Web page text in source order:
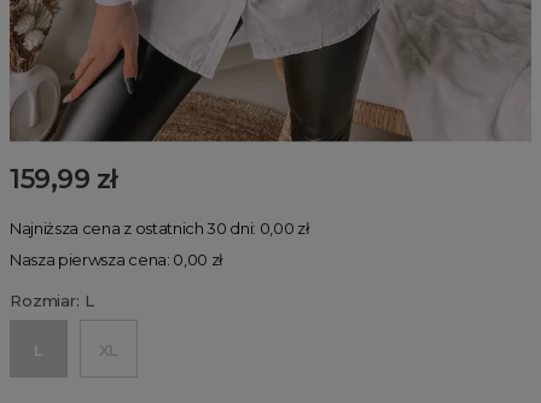
159,99 zł
Najniższa cena z ostatnich 30 dni: 0,00 zł
Nasza pierwsza cena: 0,00 zł
Rozmiar: L
L XL